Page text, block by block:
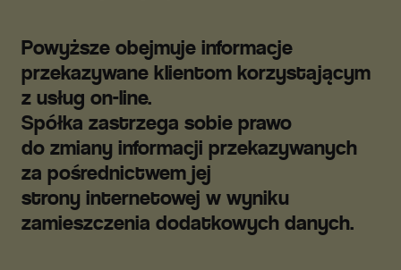
Powyższe obejmuje informacje
przekazywane klientom korzystającym
z usług on-line.
Spółka zastrzega sobie prawo
do zmiany informacji przekazywanych
za pośrednictwem jej
strony internetowej w wyniku
zamieszczenia dodatkowych danych.